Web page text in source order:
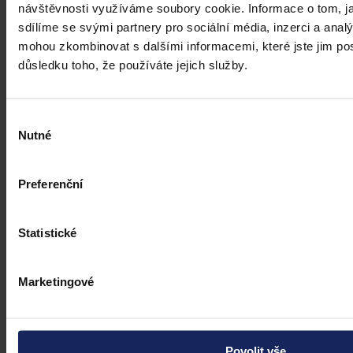
návštěvnosti využíváme soubory cookie. Informace o tom,
sdílíme se svými partnery pro sociální média, inzerci a
mohou zkombinovat s dalšími informacemi, které jste jim
důsledku toho, že používáte jejich služby.
souhlasu
Nutné
Preferenční
Statistické
Marketingové
Povolit vše